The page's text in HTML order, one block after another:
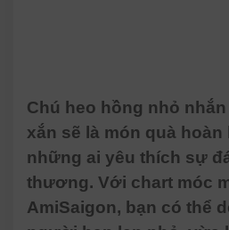
Chú heo hồng nhỏ
xắn sẽ là món quà
những ai yêu thích sự
thương. Với chart móc
AmiSaigon, bạn có thể